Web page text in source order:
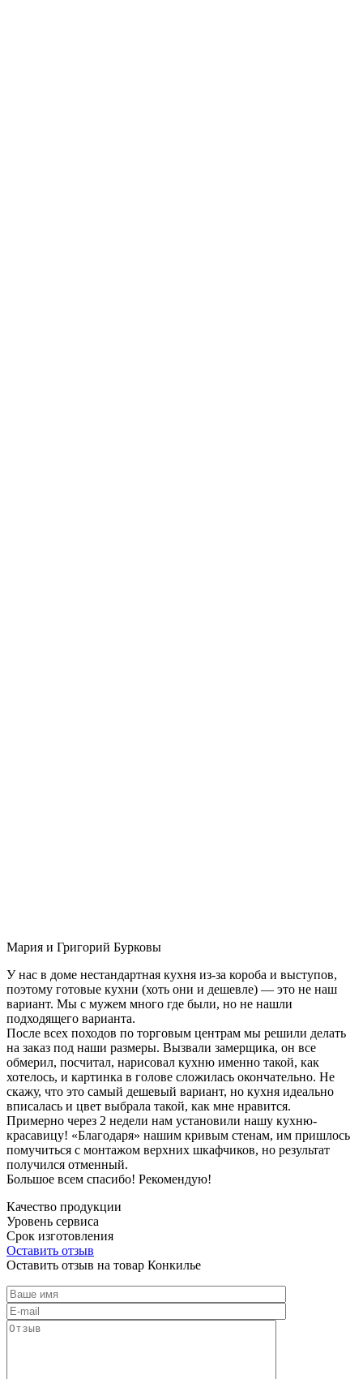
Мария и Григорий Бурковы
У нас в доме нестандартная кухня из-за короба и выступов,
поэтому готовые кухни (хоть они и дешевле) — это не наш
вариант. Мы с мужем много где были, но не нашли
подходящего варианта.
После всех походов по торговым центрам мы решили делать
на заказ под наши размеры. Вызвали замерщика, он все
обмерил, посчитал, нарисовал кухню именно такой, как
хотелось, и картинка в голове сложилась окончательно. Не
скажу, что это самый дешевый вариант, но кухня идеально
вписалась и цвет выбрала такой, как мне нравится.
Примерно через 2 недели нам установили нашу кухню-
красавицу! «Благодаря» нашим кривым стенам, им пришлось
помучиться с монтажом верхних шкафчиков, но результат
получился отменный.
Большое всем спасибо! Рекомендую!
Качество продукции
Уровень сервиса
Срок изготовления
Оставить отзыв
Оставить отзыв на товар Конкилье